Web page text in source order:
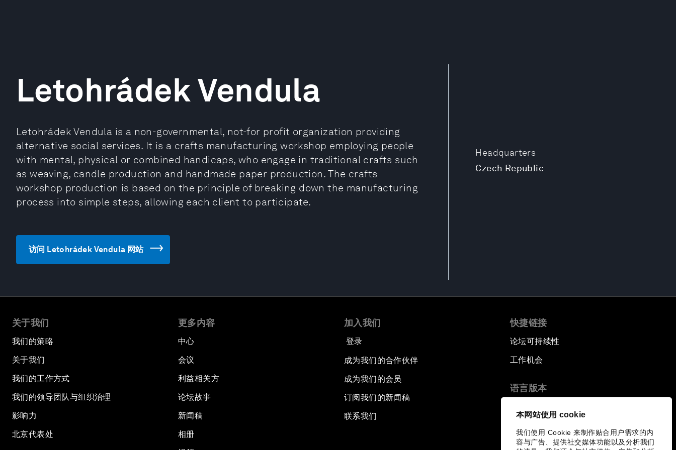
本网站使用 cookie
我们使用 Cookie 来制作贴合用户需求的内
容与广告、提供社交媒体功能以及分析我们
Headquarters
Czech Republic
Letohrádek Vendula
Letohrádek Vendula is a non-governmental, not-for profit organization providing
alternative social services. It is a crafts manufacturing workshop employing people
with mental, physical or combined handicaps, who engage in traditional crafts such
as weaving, candle production and handmade paper production. The crafts
workshop production is based on the principle of breaking down the manufacturing
process into simple steps, allowing each client to participate.
访问 Letohrádek Vendula 网站
关于我们
我们的策略
关于我们
我们的工作方式
我们的领导团队与组织治理
影响力
北京代表处
更多内容
中心
会议
利益相关方
论坛故事
新闻稿
相册
加入我们
登录
成为我们的合作伙伴
成为我们的会员
订阅我们的新闻稿
联系我们
快捷链接
论坛可持续性
工作机会
语言版本